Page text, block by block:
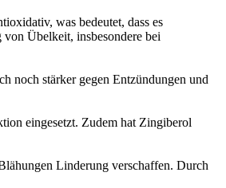
was bedeutet, dass es
Übelkeit, insbesondere bei
noch stärker gegen Entzündungen und
eingesetzt. Zudem hat Zingiberol
Linderung verschaffen. Durch